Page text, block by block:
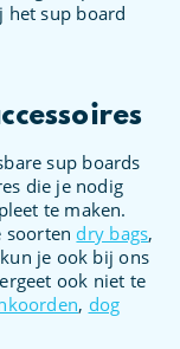
het sup board
sup boards
die je nodig
te maken.
soorten dry bags,
je ook bij ons
ook niet te
, dog